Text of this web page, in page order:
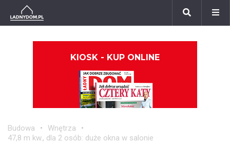
KIOSK - KUP ONLINE
Budowa
Wnętrza
47,8 m kw., dla 2 osób: duże okna w salonie